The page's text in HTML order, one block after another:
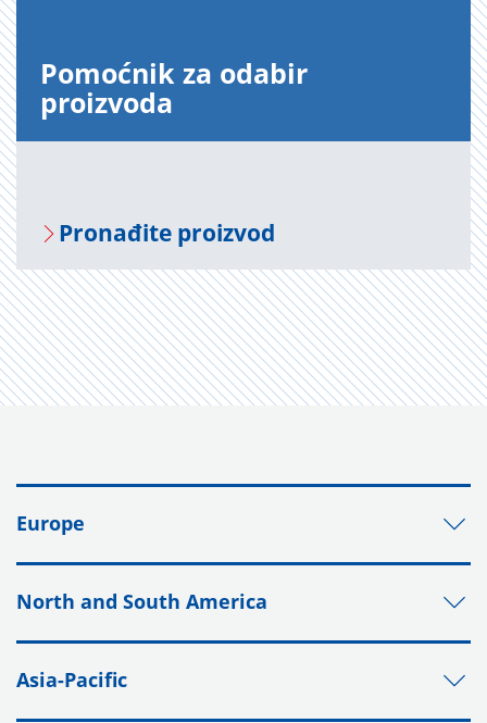
Pomoćnik za odabir
proizvoda
Pronađite proizvod
Europe
North and South America
Asia-Pacific